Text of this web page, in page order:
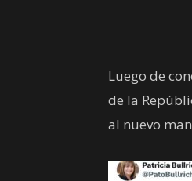
Luego de
de la
al nuevo